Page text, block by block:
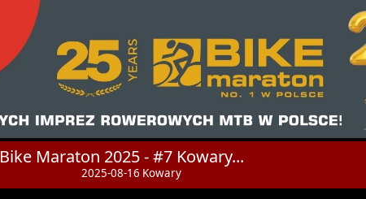
Bike Maraton 2025 - #7 Kowary...
2025-08-16 Kowary